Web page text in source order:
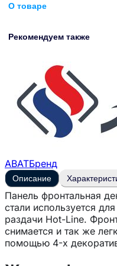
О товаре
Рекомендуем также
ABATБренд
Описание
Панель фронтальная
стали используется
раздачи Hot-Line.
снимается и так же
помощью 4-х